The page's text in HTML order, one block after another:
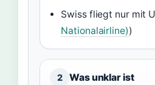
Swiss fliegt nur mit
Nationalairline))
2 Was unklar ist